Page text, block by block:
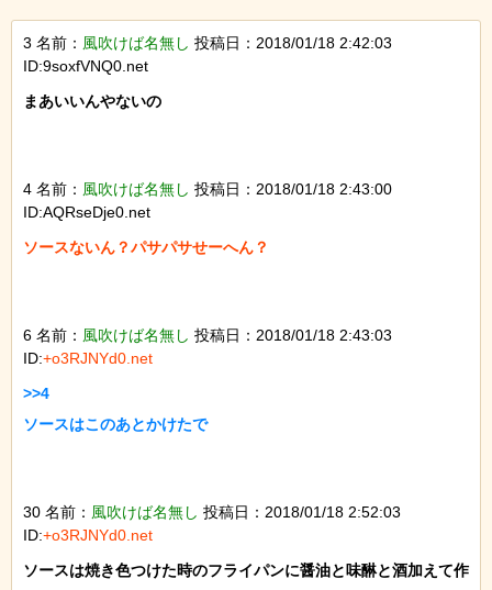
3 名前： 風吹けば名無し 投稿日：2018/01/18 2:42:03
ID:9soxfVNQ0.net
まあいいんやないの
4 名前： 風吹けば名無し 投稿日：2018/01/18 2:43:00
ID:AQRseDje0.net
ソースないん？パサパサせーへん？
6 名前： 風吹けば名無し 投稿日：2018/01/18 2:43:03
ID:+o3RJNYd0.net
>>4
ソースはこのあとかけたで
30 名前： 風吹けば名無し 投稿日：2018/01/18 2:52:03
ID:+o3RJNYd0.net
ソースは焼き色つけた時のフライパンに醤油と味醂と酒加えて作